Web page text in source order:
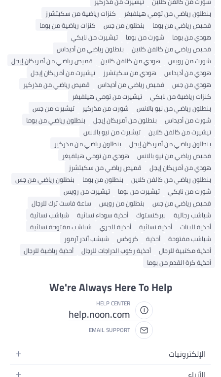
بنطلون رياضي من تومي هيلفيغر
كنزات رياضية من سكيتشرز
قميص رياضي من بوما
بنطلون من جس
كنزات رياضية من بوما
هودي من بوما
شورت من بوما
تيشيرت من نايكي
قميص رياضي من كالفن كلاين
بنطلون رياضي من أديداس
شورت من رويس
هودي من كالفن كلاين
قميص رياضي من أمريكان إيجل
هودي من أديداس
هودي من سكيتشرز
تيشيرت من أمريكان إيجل
هودي من جس
قميص رياضي من أديداس
قميص رياضي من مذركير
كنزات رياضية من نايكي
تيشيرت من تومي هيلفيغر
بنطلون رياضي من نيو بالانس
شورت من مذركير
تيشيرت من جس
شورت من أديداس
بنطلون من أمريكان إيجل
بنطلون رياضي من بوما
تيشيرت من كالفن كلاين
تيشيرت من نيو بالانس
بنطلون رياضي من أمريكان إيجل
بنطلون رياضي من مذركير
قميص رياضي من نيو بالانس
هودي من تومي هيلفيغر
هودي من أمريكان إيجل
قميص رياضي من سكيتشرز
بنطلون رياضي من كالفن كلاين
بنطلون من بوما
بنطلون رياضي من جس
شورت من نايكي
تيشيرت من بوما
تيشيرت من رويس
قميص رياضي من جس
بنطلون من رويس
ساعة فاست ترك للرجال
شباشب رجالية
بيركنستوك أحذية سوداء نسائية
شباشب نسائية
أحذية للبنات
أحذية نسائية أحذية للجري
شباشب مفتوحة نسائية
شباشب مفتوحة
أحذية كروكس
شبشب أندر آرمور
أحذية مكتبية للرجال
أحذية ركوب الدراجات للرجال
أحذية رياضية للرجال
أحذية كرة القدم من بوما
We're Always Here To Help
HELP CENTER
help.noon.com
EMAIL SUPPORT
الإلكترونيات
الجوالات